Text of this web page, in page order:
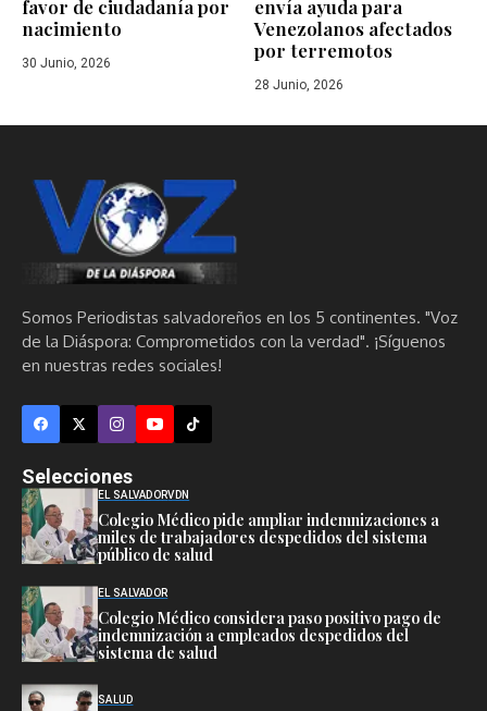
favor de ciudadanía por
nacimiento
30 Junio, 2026
envía ayuda para
Venezolanos afectados
por terremotos
28 Junio, 2026
Somos Periodistas salvadoreños en los 5 continentes. "Voz
de la Diáspora: Comprometidos con la verdad". ¡Síguenos
en nuestras redes sociales!
Selecciones
EL SALVADORVDN
Colegio Médico pide ampliar indemnizaciones a
miles de trabajadores despedidos del sistema
público de salud
EL SALVADOR
Colegio Médico considera paso positivo pago de
indemnización a empleados despedidos del
sistema de salud
SALUD